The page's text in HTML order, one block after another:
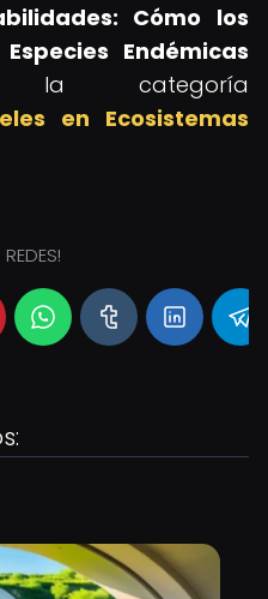
Cómo los
Endémicas
la categoría
en Ecosistemas